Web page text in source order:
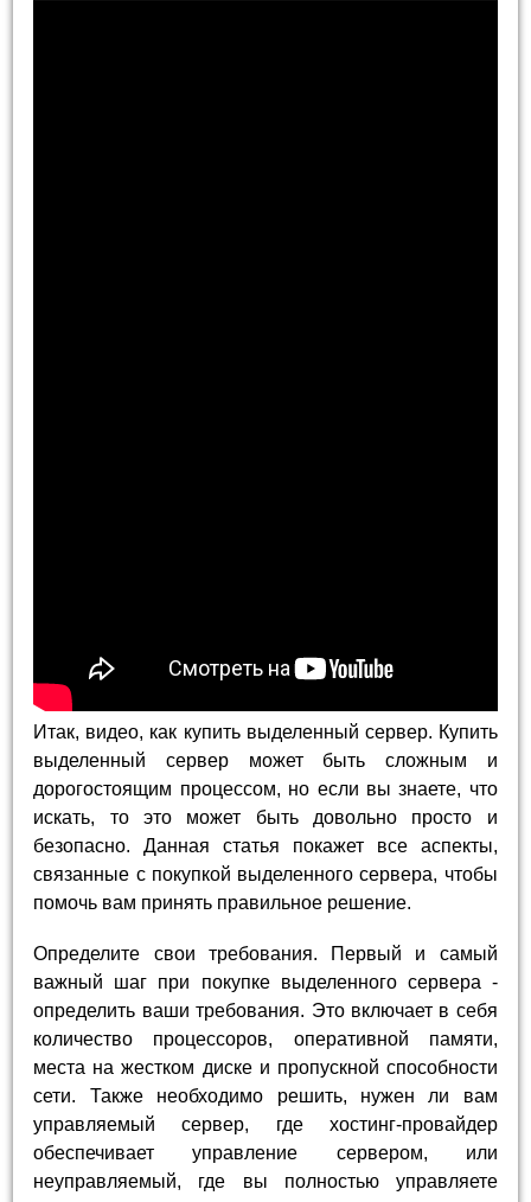
Итак, видео, как купить выделенный сервер. Купить
выделенный сервер может быть сложным и
дорогостоящим процессом, но если вы знаете, что
искать, то это может быть довольно просто и
безопасно. Данная статья покажет все аспекты,
связанные с покупкой выделенного сервера, чтобы
помочь вам принять правильное решение.
Определите свои требования. Первый и самый
важный шаг при покупке выделенного сервера -
определить ваши требования. Это включает в себя
количество процессоров, оперативной памяти,
места на жестком диске и пропускной способности
сети. Также необходимо решить, нужен ли вам
управляемый сервер, где хостинг-провайдер
обеспечивает управление сервером, или
неуправляемый, где вы полностью управляете